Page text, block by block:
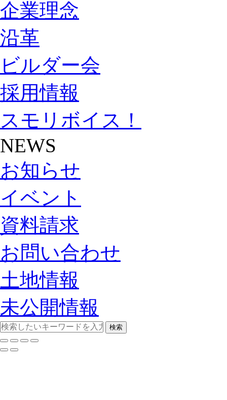
企業理念
沿革
ビルダー会
採用情報
スモリボイス！
NEWS
お知らせ
イベント
資料請求
お問い合わせ
土地情報
未公開情報
検索